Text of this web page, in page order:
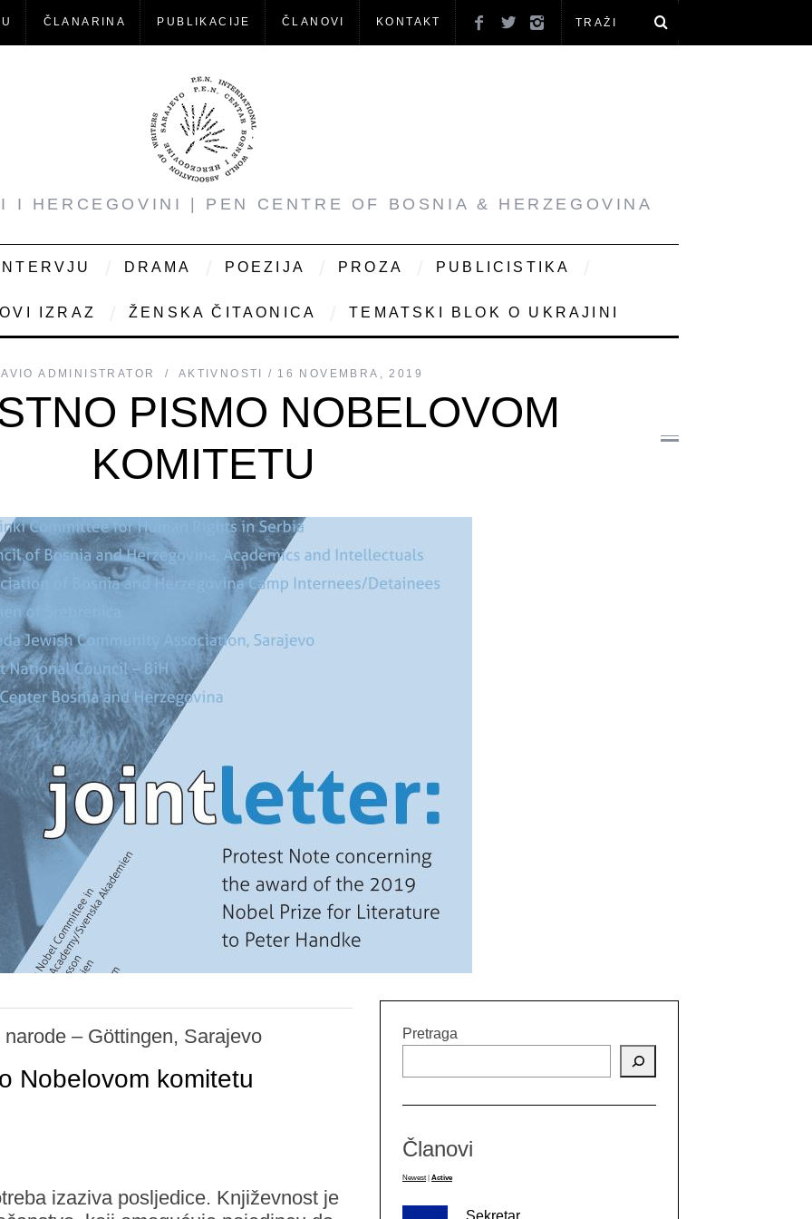
ČLANARINA PUBLIKACIJE ČLANOVI KONTAKT
I HERCEGOVINI | PEN CENTRE OF BOSNIA & HERZEGOVINA
DRAMA POEZIJA PROZA PUBLICISTIKA
IZRAZ ŽENSKA ČITAONICA TEMATSKI BLOK O UKRAJINI
ADMINISTRATOR AKTIVNOSTI 16 NOVEMBRA, 2019
PISMO NOBELOVOM
KOMITETU
– Göttingen, Sarajevo
Nobelovom komitetu
izaziva posljedice. Književnost je
Pretraga
Članovi
Newest Active
Sekretar